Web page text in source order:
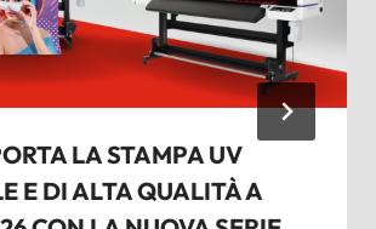
LA STAMPA UV
E DI ALTA QUALITÀ A